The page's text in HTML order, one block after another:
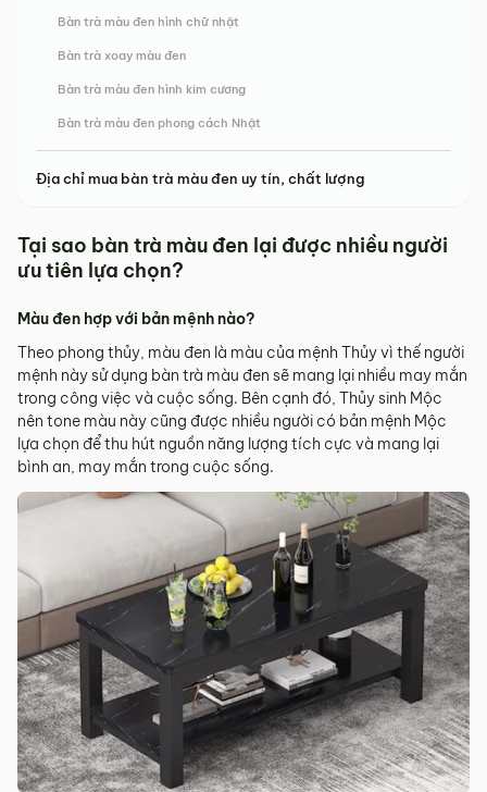
Bàn trà màu đen hình chữ nhật
Bàn trà xoay màu đen
Bàn trà màu đen hình kim cương
Bàn trà màu đen phong cách Nhật
Địa chỉ mua bàn trà màu đen uy tín, chất lượng
Tại sao bàn trà màu đen lại được nhiều người
ưu tiên lựa chọn?
Màu đen hợp với bản mệnh nào?
Theo phong thủy, màu đen là màu của mệnh Thủy vì thế người
mệnh này sử dụng bàn trà màu đen sẽ mang lại nhiều may mắn
trong công việc và cuộc sống. Bên cạnh đó, Thủy sinh Mộc
nên tone màu này cũng được nhiều người có bản mệnh Mộc
lựa chọn để thu hút nguồn năng lượng tích cực và mang lại
bình an, may mắn trong cuộc sống.